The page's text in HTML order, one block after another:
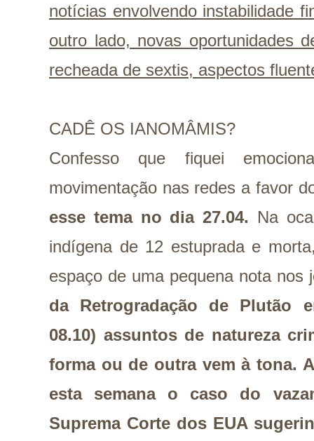
notícias envolvendo instabilidade
outro lado, novas oportunidades
recheada de sextis, aspectos
CADÊ OS IANOMÂMIS?
Confesso que fiquei
movimentação nas redes a favor
esse tema no dia 27.04. Na
indígena de 12 estuprada e
espaço de uma pequena nota nos
da Retrogradação de Plutão
08.10) assuntos de natureza
forma ou de outra vem à tona.
esta semana o caso do
Suprema Corte dos EUA